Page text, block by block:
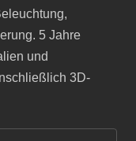
5 Jahre
und
3D-